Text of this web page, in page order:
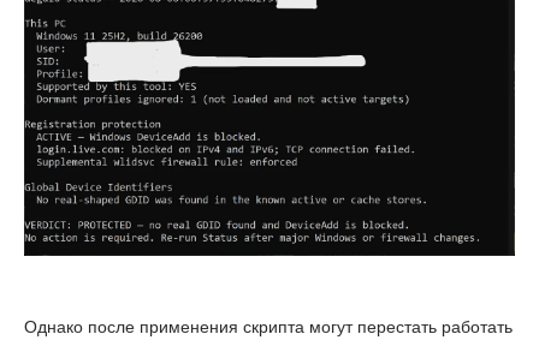
Однако после применения скрипта могут перестать работать